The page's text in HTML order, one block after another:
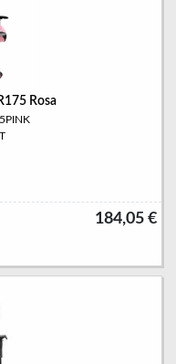
Rosa
184,05 €